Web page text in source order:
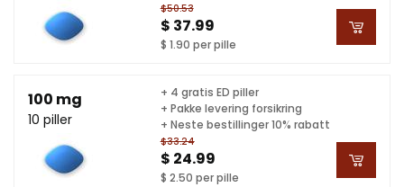
$50.53
$ 37.99
$ 1.90 per pille
100 mg
10 piller
$33.24
$ 24.99
$ 2.50 per pille
+ 4 gratis ED piller
+ Pakke levering forsikring
+ Neste bestillinger 10% rabatt